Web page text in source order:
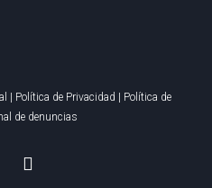
Política de Privacidad
Política de
de denuncias
instagram